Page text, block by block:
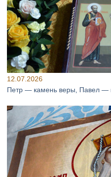
12.07.2026
Петр — камень веры, Павел —